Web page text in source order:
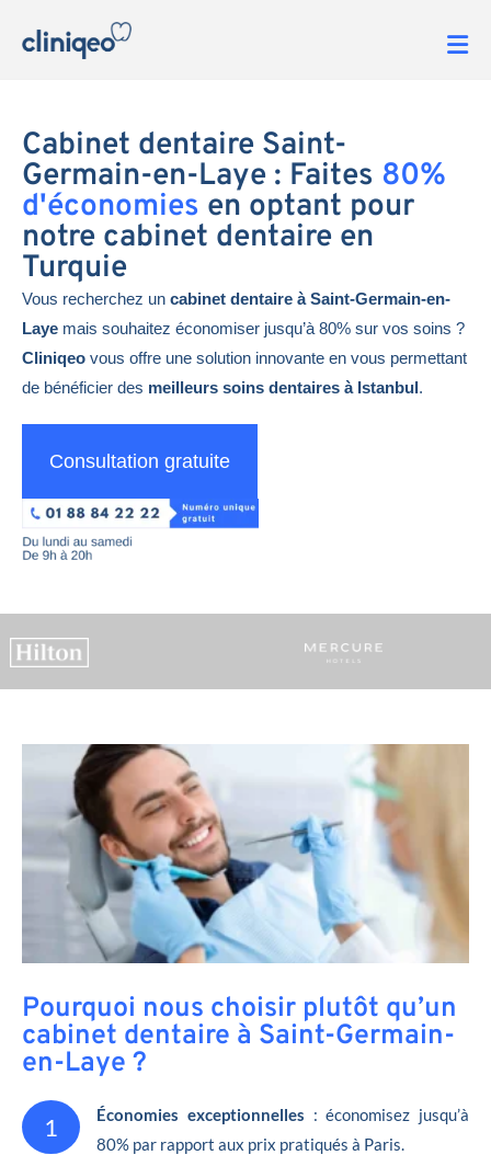
Cabinet dentaire Saint-
Germain-en-Laye : Faites 80%
d'économies en optant pour
notre cabinet dentaire en
Turquie
Vous recherchez un cabinet dentaire à Saint-Germain-en-
Laye mais souhaitez économiser jusqu’à 80% sur vos soins ?
Cliniqeo vous offre une solution innovante en vous permettant
de bénéficier des meilleurs soins dentaires à Istanbul.
Consultation gratuite
Pourquoi nous choisir plutôt qu’un
cabinet dentaire à Saint-Germain-
en-Laye ?
1 Économies exceptionnelles : économisez jusqu’à
80% par rapport aux prix pratiqués à Paris.